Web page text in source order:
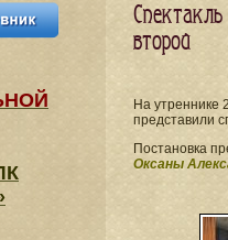
второй
На утреннике
представили
Постановка
Оксаны